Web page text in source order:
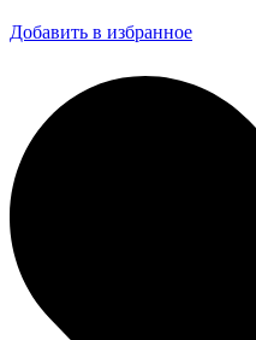
Добавить в избранное